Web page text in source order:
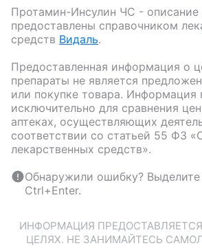
Протамин-Инсулин ЧС - описание
предоставлены справочником
средств Видаль.
Предоставленная информация о
препараты не является
или покупке товара. Информация
исключительно для сравнения
аптеках, осуществляющих
соответствии со статьей 55 ФЗ
лекарственных средств».
Обнаружили ошибку?
Ctrl+Enter.
ИНФОРМАЦИЯ
ЦЕЛЯХ. НЕ ЗАНИМАЙТЕСЬ